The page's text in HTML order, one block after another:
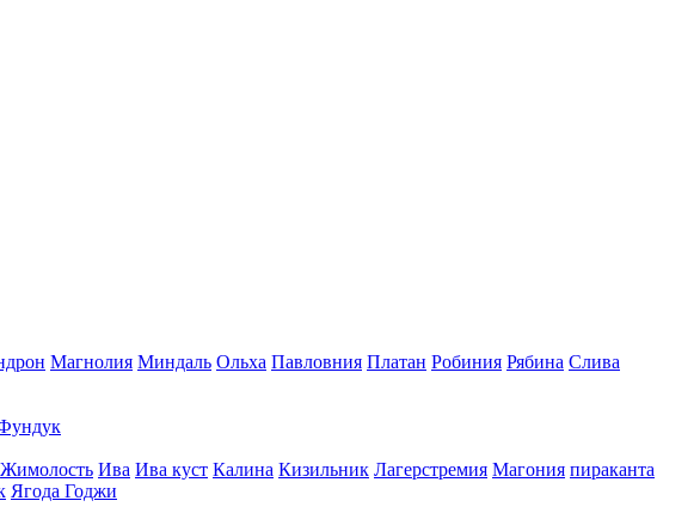
Магнолия Миндаль Ольха Павловния Платан Робиния Рябина Слива
Жимолость Ива Ива куст Калина Кизильник Лагерстремия Магония пираканта
Ягода Годжи